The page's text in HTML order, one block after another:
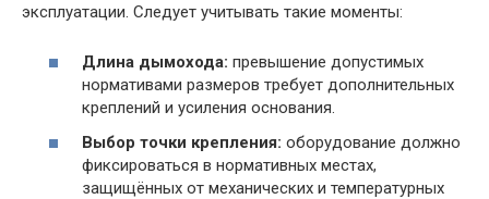
эксплуатации. Следует учитывать такие моменты:
Длина дымохода: превышение допустимых
нормативами размеров требует дополнительных
креплений и усиления основания.
Выбор точки крепления: оборудование должно
фиксироваться в нормативных местах,
защищённых от механических и температурных